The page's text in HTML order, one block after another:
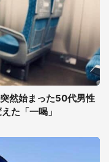
然始まった50代男性
た「一喝」